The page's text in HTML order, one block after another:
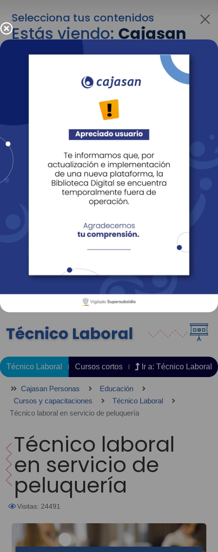
Selecciona tus contenidos
Estás viendo:Cajasan
para personas
Para cambiar al contenido de tu interés más
adelante recuerda utilizar el menú
Entendido
Revista Fácil Vivir
Sedes Directorio Servicios En Línea
Técnico Laboral
Técnico Laboral Cursos cortos Ir a: Técnico Laboral
Cajasan Personas
Educación
Cursos y capacitaciones
Técnico Laboral
Técnico laboral en servicio de peluquería
Técnico laboral
en servicio de
peluquería
Visitas: 24491